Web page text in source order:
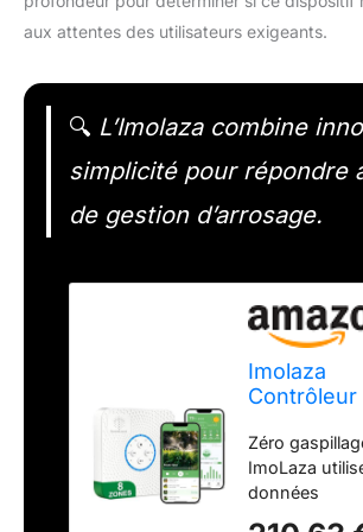
aux attentes des utilisateurs exigeants.
🔍 L’Imolaza combine
simplicité pour répondre
de gestion d’arrosage.
Imolaza
Contrôleur
intelligent,
contrôleur
d'arrosage
contrôleur
Zéro
ImoLaza
données